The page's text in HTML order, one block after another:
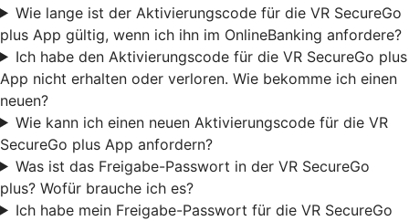
Wie lange ist der Aktivierungscode für die VR SecureGo
plus App gültig, wenn ich ihn im OnlineBanking anfordere?
Ich habe den Aktivierungscode für die VR SecureGo plus
App nicht erhalten oder verloren. Wie bekomme ich einen
neuen?
Wie kann ich einen neuen Aktivierungscode für die VR
SecureGo plus App anfordern?
Was ist das Freigabe-Passwort in der VR SecureGo
plus? Wofür brauche ich es?
Ich habe mein Freigabe-Passwort für die VR SecureGo